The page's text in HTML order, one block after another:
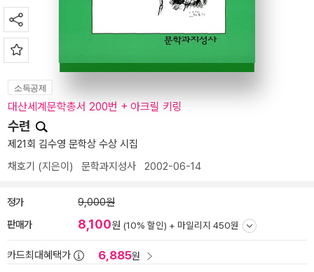
소득공제
대산세계문학총서 200번 + 아크릴 키링
수련
제21회 김수영 문학상 수상 시집
채호기 (지은이) 문학과지성사 2002-06-14
정가 9,000원
판매가 8,100원 (10% 할인) + 마일리지 450원
카드최대혜택가 6,885원